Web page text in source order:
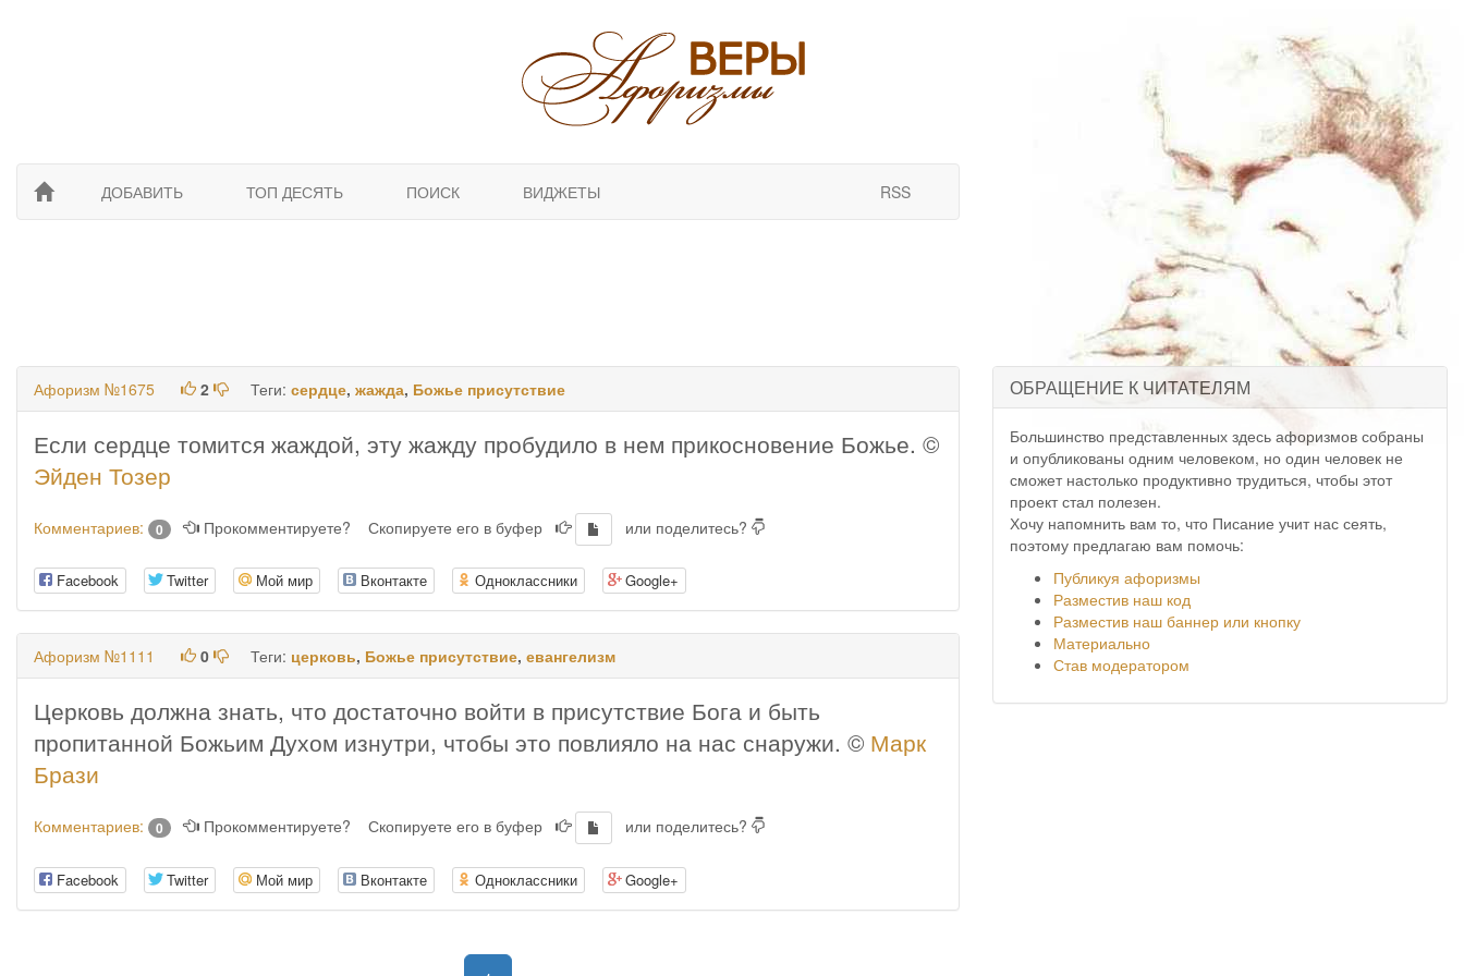
ДОБАВИТЬ ТОП ДЕСЯТЬ ПОИСК ВИДЖЕТЫ RSS
Афоризм №1675 2 Теги: сердце, жажда, Божье присутствие
Если сердце томится жаждой, эту жажду пробудило в нем прикосновение Божье. ©
Эйден Тозер
Комментариев: 0 Прокомментируете? Скопируете его в буфер или поделитесь?
Facebook Twitter Мой мир Вконтакте Одноклассники Google+
Афоризм №1111 0 Теги: церковь, Божье присутствие, евангелизм
Церковь должна знать, что достаточно войти в присутствие Бога и быть
пропитанной Божьим Духом изнутри, чтобы это повлияло на нас снаружи. © Марк
Брази
Комментариев: 0 Прокомментируете? Скопируете его в буфер или поделитесь?
Facebook Twitter Мой мир Вконтакте Одноклассники Google+
ОБРАЩЕНИЕ К ЧИТАТЕЛЯМ
Большинство представленных здесь афоризмов собраны
и опубликованы одним человеком, но один человек не
сможет настолько продуктивно трудиться, чтобы этот
проект стал полезен.
Хочу напомнить вам то, что Писание учит нас сеять,
поэтому предлагаю вам помочь:
Публикуя афоризмы
Разместив наш код
Разместив наш баннер или кнопку
Материально
Став модератором